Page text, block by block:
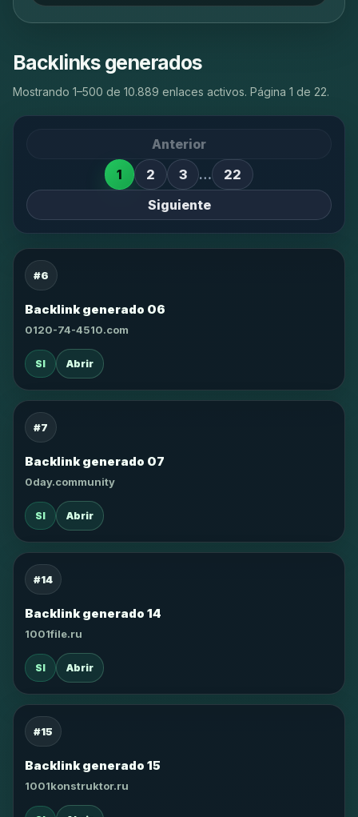
Backlinks generados
Mostrando 1–500 de 10.889 enlaces activos. Página 1 de 22.
Anterior
1
2 3 …
22
Siguiente
#6
Backlink generado 06
0120-74-4510.com
SI Abrir
#7
Backlink generado 07
0day.community
SI Abrir
#14
Backlink generado 14
1001file.ru
SI Abrir
#15
Backlink generado 15
1001konstruktor.ru